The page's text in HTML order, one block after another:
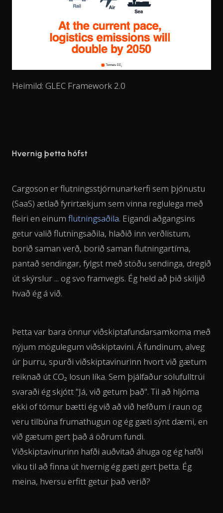
Heimild: GLEC Framework 2.0
Hvernig þetta hófst
Cargoson er flutningsstjórnunarkerfi sem þjónustu
(SaaS) ætlað fyrirtækjum sem vinna reglulega með
fleiri en einum flutningsaðila. Eigandi aðgangsins
getur valið flutningsaðila, hlaðið inn verðlistum,
borið saman verð, borið saman flutningartíma,
pantað sendingar, fylgst með stöðu sendinga, dregið
út skýrslur ... og svo framvegis. Ég held að þið skiljið
hvað ég á við.
Þetta var bara önnur viðskiptafundarsamkoma með
nýjum mögulegum viðskiptavini. Á fundinum, alveg
úr þurru, spurði viðskiptavinurinn hvort við gætum
reiknað út CO₂ losun líka. Sem þjálfaður sölufulltrúi
svaraði ég skjótt "Já, við getum það". Til að hljóma
ekki of tómur bætti ég við að við hefðum í raun og
veru tilbúna frumathugun og ég gæti sýnt dæmi, en
við gætum gert það á öðrum fundi.
Viðskiptavinurinn hafði auðvitað áhuga og ég hafði
viku til að finna út hvernig ég gæti gert þetta. Ég
meina, hversu erfitt getur það verið?